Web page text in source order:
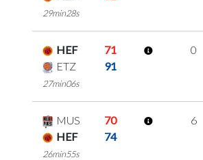
29min28s
HEF
71
ETZ
91
27min06s
0
MUS
70
HEF
74
26min55s
6